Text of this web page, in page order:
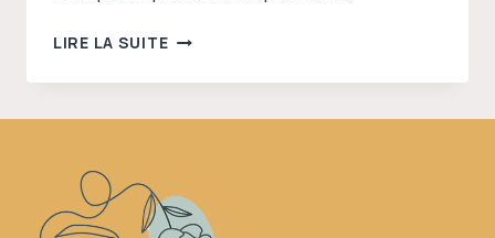
LIRE LA SUITEELLES
(DIFFICILEMENT)
ET